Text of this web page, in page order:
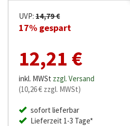
UVP: 14,79 €
17% gespart
12,21 €
inkl. MWSt zzgl. Versand
(10,26 € zzgl. MWSt)
sofort lieferbar
Lieferzeit 1-3 Tage*